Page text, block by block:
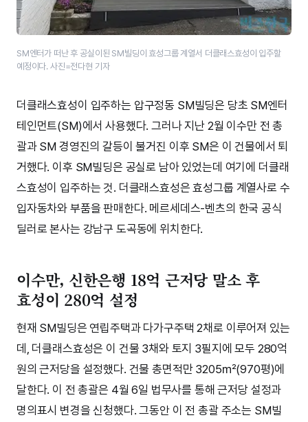
SM엔터가 떠난 후 공실이된 SM빌딩이 효성그룹 계열서 더클래스효성이 입주할
예정이다. 사진=전다현 기자
더클래스효성이 입주하는 압구정동 SM빌딩은 당초 SM엔터
테인먼트(SM)에서 사용했다. 그러나 지난 2월 이수만 전 총
괄과 SM 경영진의 갈등이 불거진 이후 SM은 이 건물에서 퇴
거했다. 이후 SM빌딩은 공실로 남아 있었는데 여기에 더클래
스효성이 입주하는 것. 더클래스효성은 효성그룹 계열사로 수
입자동차와 부품을 판매한다. 메르세데스-벤츠의 한국 공식
딜러로 본사는 강남구 도곡동에 위치한다.
이수만, 신한은행 18억 근저당 말소 후
효성이 280억 설정
현재 SM빌딩은 연립주택과 다가구주택 2채로 이루어져 있는
데, 더클래스효성은 이 건물 3채와 토지 3필지에 모두 280억
원의 근저당을 설정했다. 건물 총면적만 3205㎡(970평)에
달한다. 이 전 총괄은 4월 6일 법무사를 통해 근저당 설정과
명의표시 변경을 신청했다. 그동안 이 전 총괄 주소는 SM빌